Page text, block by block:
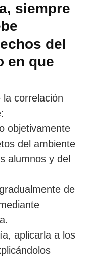
siempre
del
en que
correlación
objetivamente
del ambiente
alumnos y del
de
aplicarla a los